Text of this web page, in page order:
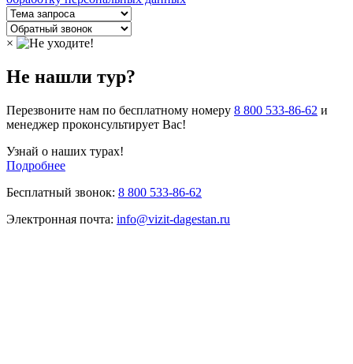
×
Не нашли тур?
Перезвоните нам по бесплатному номеру 8 800 533-86-62 и
менеджер проконсультирует Вас!
Узнай о наших турах!
Подробнее
Бесплатный звонок: 8 800 533-86-62
Электронная почта: info@vizit-dagestan.ru